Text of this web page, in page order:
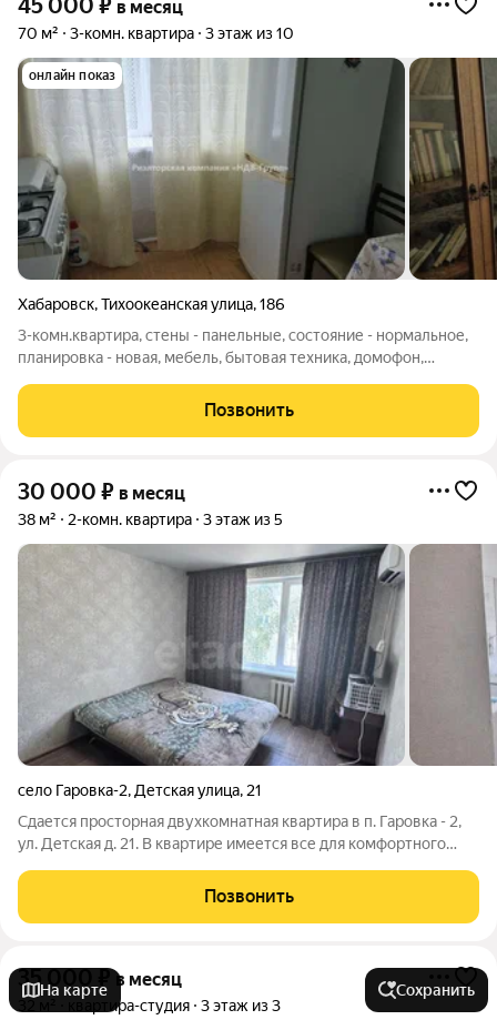
45 000 ₽ в месяц
70 м² 3-комн. квартира 3 этаж из 10
онлайн показ
Хабаровск,Тихоокеанская улица,186
3-комн.квартира, стены - панельные, состояние - нормальное,
планировка - новая, мебель, бытовая техника, домофон,
Позвонить
30 000 ₽ в месяц
38 м² 2-комн. квартира 3 этаж из 5
село Гаровка-2, Детская улица, 21
Сдается просторная двухкомнатная квартира в п. Гаровка - 2,
ул. Детская д. 21. В квартире имеется все для комфортного
30 000р. Все остальные коммунальные услуги оплачивает
собственник. Залог -
Позвонить
35 000 ₽ в месяц
квартира-студия 3 этаж из 3
На карте Сохранить